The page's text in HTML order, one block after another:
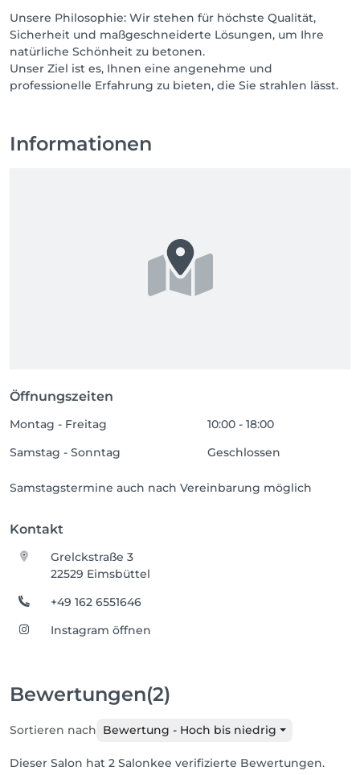
Unsere Philosophie: Wir stehen für höchste Qualität,
Sicherheit und maßgeschneiderte Lösungen, um Ihre
natürliche Schönheit zu betonen.
Unser Ziel ist es, Ihnen eine angenehme und
professionelle Erfahrung zu bieten, die Sie strahlen lässt.
Informationen
Öffnungszeiten
Montag - Freitag
10:00 - 18:00
Samstag - Sonntag
Geschlossen
Samstagstermine auch nach Vereinbarung möglich
Kontakt
Grelckstraße 3
22529 Eimsbüttel
+49 162 6551646
Instagram öffnen
Bewertungen(2)
Sortieren nach Bewertung - Hoch bis niedrig
Dieser Salon hat 2 Salonkee verifizierte Bewertungen.